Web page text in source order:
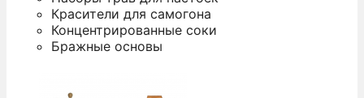
Красители для самогона
Концентрированные соки
Бражные основы